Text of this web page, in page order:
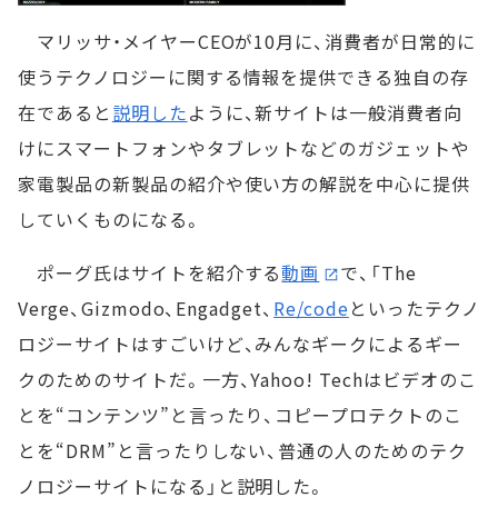
マリッサ・メイヤーCEOが10月に、消費者が日常的に
使うテクノロジーに関する情報を提供できる独自の存
在であると 説明したように、新サイトは一般消費者向
けにスマートフォンやタブレットなどのガジェットや
家電製品の新製品の紹介や使い方の解説を中心に提供
していくものになる。
ポーグ氏はサイトを紹介する動画
で、「The
Verge、Gizmodo、Engadget、 Re/codeといったテクノ
ロジーサイトはすごいけど、みんなギークによるギー
クのためのサイトだ。一方、Yahoo! Techはビデオのこ
とを“コンテンツ”と言ったり、コピープロテクトのこ
とを“DRM”と言ったりしない、普通の人のためのテク
ノロジーサイトになる」と説明した。